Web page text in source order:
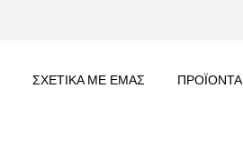
ΣΧΕΤΙΚΑ ΜΕ ΕΜΑΣ ΠΡΟΪΟΝΤΑ